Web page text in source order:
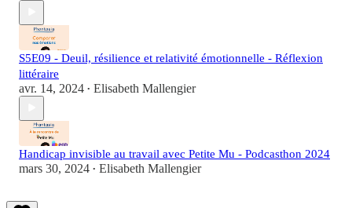
S5E09 - Deuil, résilience et relativité émotionnelle - Réflexion
littéraire
avr. 14, 2024 • Elisabeth Mallengier
Handicap invisible au travail avec Petite Mu - Podcasthon 2024
mars 30, 2024 • Elisabeth Mallengier